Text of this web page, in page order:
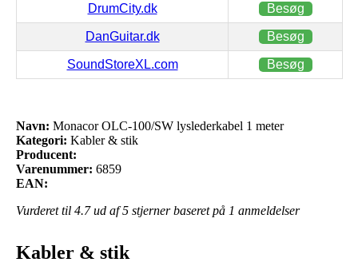
DrumCity.dk Besøg
DanGuitar.dk Besøg
SoundStoreXL.com Besøg
Navn: Monacor OLC-100/SW lyslederkabel 1 meter
Kategori: Kabler & stik
Producent:
Varenummer: 6859
EAN:
Vurderet til 4.7ud af 5 stjerner baseret på 1 anmeldelser
Kabler & stik